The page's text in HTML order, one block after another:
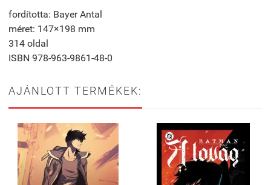
fordította: Bayer Antal
méret: 147×198 mm
314 oldal
ISBN 978-963-9861-48-0
AJÁNLOTT TERMÉKEK: